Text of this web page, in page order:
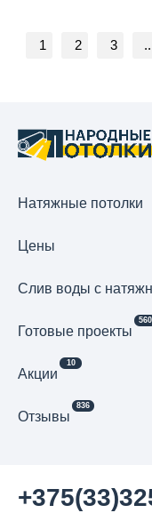
1 2 3
Натяжные потолки
Цены
Cлив воды с
Готовые проекты
560
Акции
10
Отзывы
836